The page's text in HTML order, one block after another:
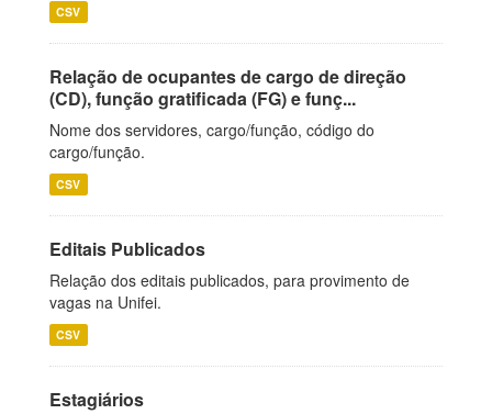
CSV
Relação de ocupantes de cargo de direção
(CD), função gratificada (FG) e funç...
Nome dos servidores, cargo/função, código do
cargo/função.
CSV
Editais Publicados
Relação dos editais publicados, para provimento de
vagas na Unifei.
CSV
Estagiários